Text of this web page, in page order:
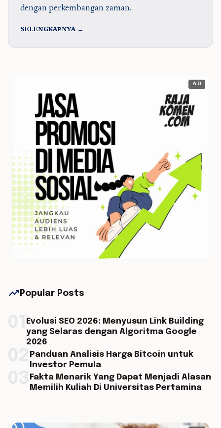
dengan perkembangan zaman.
SELENGKAPNYA →
AD
trending_up Popular Posts
Evolusi SEO 2026: Menyusun Link Building
yang Selaras dengan Algoritma Google
2026
Panduan Analisis Harga Bitcoin untuk
Investor Pemula
Fakta Menarik Yang Dapat Menjadi Alasan
Memilih Kuliah Di Universitas Pertamina